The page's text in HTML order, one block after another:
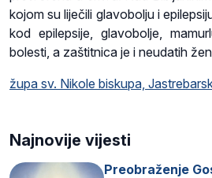
kojom su liječili glavobolju i
kod epilepsije, glavobolje,
bolesti, a zaštitnica je i neudatih
župa sv. Nikole biskupa,
Najnovije vijesti
Preobraženje